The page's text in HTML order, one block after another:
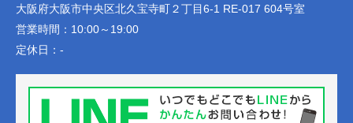
大阪府大阪市中央区北久宝寺町２丁目6-1 RE-017 604号室
営業時間： 10:00～19:00
定休日： -